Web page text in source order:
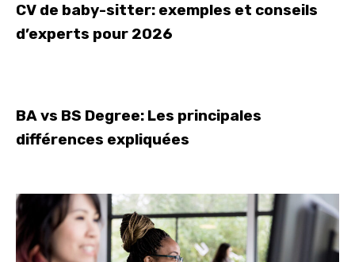
CV de baby-sitter: exemples et conseils
d’experts pour 2026
BA vs BS Degree: Les principales
différences expliquées